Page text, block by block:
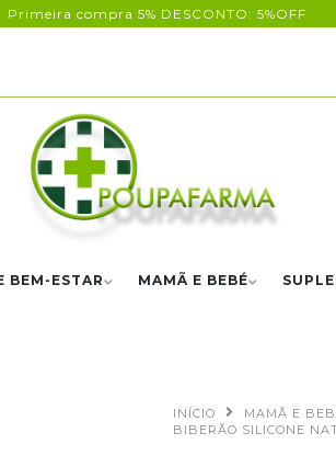
Primeira compra 5% DESCONTO: 5%OFF
BEM-ESTAR MAMÃ E BEBÉ
INÍCIO MAMÃ E
BIBERÃO SILICONE